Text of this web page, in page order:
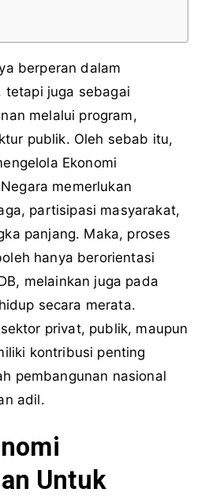
berperan dalam
tetapi juga sebagai
melalui program,
publik. Oleh sebab itu,
Ekonomi
memerlukan
partisipasi masyarakat,
panjang. Maka, proses
hanya berorientasi
melainkan juga pada
secara merata.
privat, publik, maupun
kontribusi penting
pembangunan nasional
adil.
Untuk